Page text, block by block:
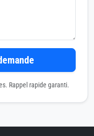
Rappel rapide garanti.